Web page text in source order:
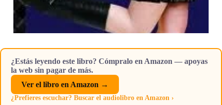
¿Estás leyendo este libro? Cómpralo en Amazon — apoyas
la web sin pagar de más.
Ver el libro en Amazon →
¿Prefieres escuchar? Buscar el audiolibro en Amazon ›